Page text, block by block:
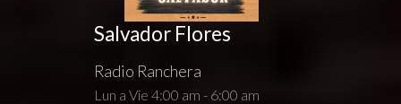
Salvador Flores
Radio Ranchera
Lun a Vie 4:00 am - 6:00 am